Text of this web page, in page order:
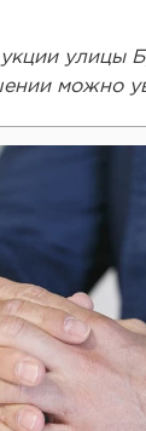
улицы
можно